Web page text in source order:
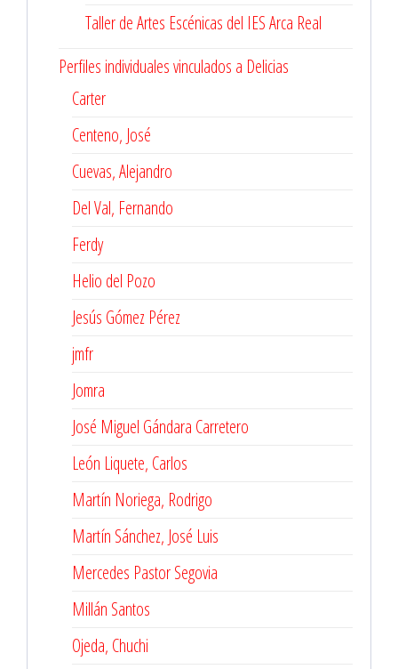
Taller de Artes Escénicas del IES Arca Real
Perfiles individuales vinculados a Delicias
Carter
Centeno, José
Cuevas, Alejandro
Del Val, Fernando
Ferdy
Helio del Pozo
Jesús Gómez Pérez
jmfr
Jomra
José Miguel Gándara Carretero
León Liquete, Carlos
Martín Noriega, Rodrigo
Martín Sánchez, José Luis
Mercedes Pastor Segovia
Millán Santos
Ojeda, Chuchi